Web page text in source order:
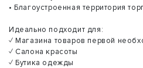
• Благоустроенная территория
Идеально подходит для:
✓ Магазина товаров первой
✓ Салона красоты
✓ Бутика одежды